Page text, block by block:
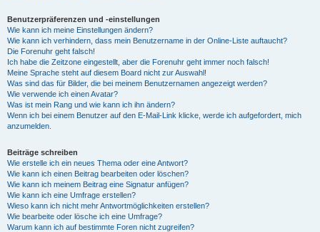
Benutzerpräferenzen und -einstellungen
Wie kann ich meine Einstellungen ändern?
Wie kann ich verhindern, dass mein Benutzername in der Online-Liste auftaucht?
Die Forenuhr geht falsch!
Ich habe die Zeitzone eingestellt, aber die Forenuhr geht immer noch falsch!
Meine Sprache steht auf diesem Board nicht zur Auswahl!
Was sind das für Bilder, die bei meinem Benutzernamen angezeigt werden?
Wie verwende ich einen Avatar?
Was ist mein Rang und wie kann ich ihn ändern?
Wenn ich bei einem Benutzer auf den E-Mail-Link klicke, werde ich aufgefordert, mich
anzumelden.
Beiträge schreiben
Wie erstelle ich ein neues Thema oder eine Antwort?
Wie kann ich einen Beitrag bearbeiten oder löschen?
Wie kann ich meinem Beitrag eine Signatur anfügen?
Wie kann ich eine Umfrage erstellen?
Wieso kann ich nicht mehr Antwortmöglichkeiten erstellen?
Wie bearbeite oder lösche ich eine Umfrage?
Warum kann ich auf bestimmte Foren nicht zugreifen?